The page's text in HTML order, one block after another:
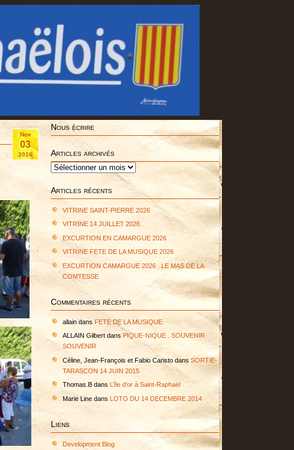
Nov
03
2016
Nous écrire
Articles archivés
Articles
Articles récents
VITRINE SAINT-PIERRE 2026
VITRINE 14 JUILLET 2026
EXCURTION EN CAMARGUE 2026
VITRINE FETE DE LA MUSIQUE 2026
EXCURTION CAMARGUE 2026 . LE MAS DE LA
COMTESSE
Commentaires récents
allain dans FETE DE LA MUSIQUE
ALLAIN Gilbert dans PIQUE-NIQUE . SOUVENIR
SOUVENIR
Céline, Jean-François et Fabio Caristo dans SORTIE-
TARASCON 14 JUIN 2015
Thomas.B dans
L’île d’or à Saint-Raphaël
Marie Line dans LOTO DU 14 DECEMBRE 2014
Liens
Development Blog